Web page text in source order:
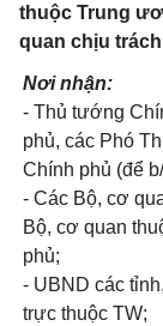
thuộc Trung
quan chịu
Nơi nhận:
- Thủ tướng
phủ, các Phó
Chính phủ (để
- Các Bộ, cơ
Bộ, cơ quan
phủ;
- UBND các
trực thuộc TW;